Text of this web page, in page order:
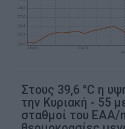
Στους 39,6 °C η
την Κυριακή - 55
σταθμοί του ΕΑΑ/